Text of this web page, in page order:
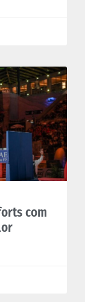
com